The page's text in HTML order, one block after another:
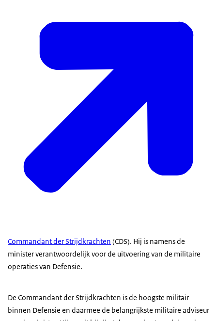
Commandant der Strijdkrachten (CDS). Hij is namens de
minister verantwoordelijk voor de uitvoering van de militaire
operaties van Defensie.
De Commandant der Strijdkrachten is de hoogste militair
binnen Defensie en daarmee de belangrijkste militaire adviseur